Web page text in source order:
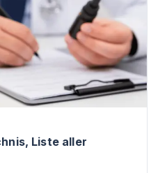
Liste aller